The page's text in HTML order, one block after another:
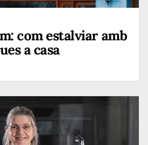
com estalviar amb
a casa